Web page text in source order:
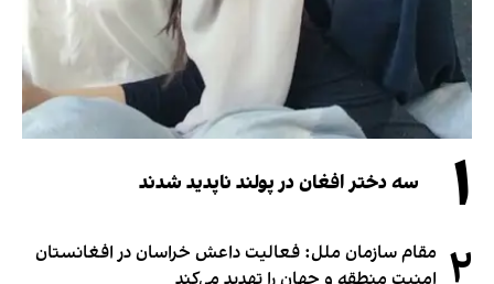
۱ سه دختر افغان در پولند ناپدید شدند
۲ مقام سازمان ملل: فعالیت داعش خراسان در افغانستان